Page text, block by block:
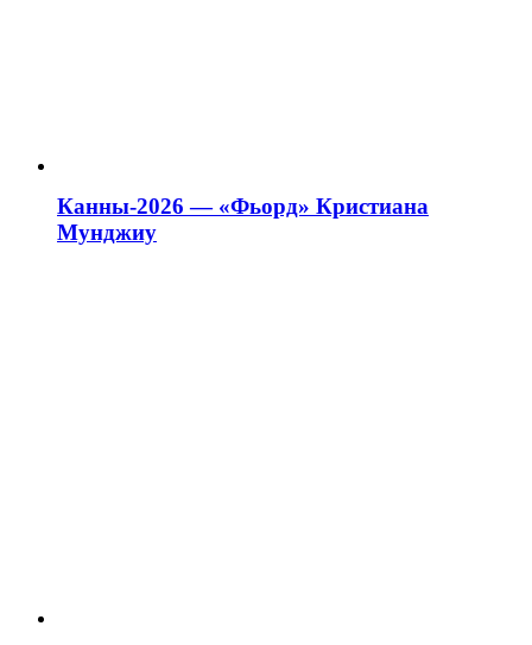
Канны-2026 — «Фьорд» Кристиана
Мунджиу